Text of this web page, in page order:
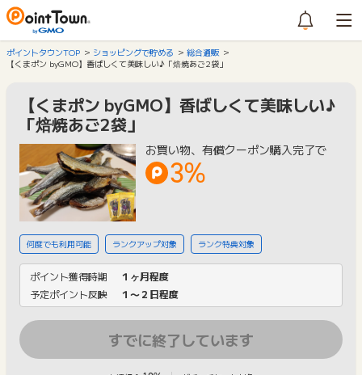
ポイントタウンTOP ショッピングで貯める
総合通販
【くまポン byGMO】香ばしくて美味しい♪「焙焼あご2袋」
【くまポン byGMO】香ばしくて美味しい♪
「焙焼あご2袋」
お買い物、有償クーポン購入完了で
3%
何度でも利用可能 ランクアップ対象 ランク特典対象
ポイント獲得時期
１ヶ月程度
予定ポイント反映
１〜２日程度
すでに終了しています